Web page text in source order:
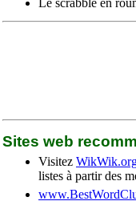
Le scrabble en
Sites web
Visitez
listes à partir des